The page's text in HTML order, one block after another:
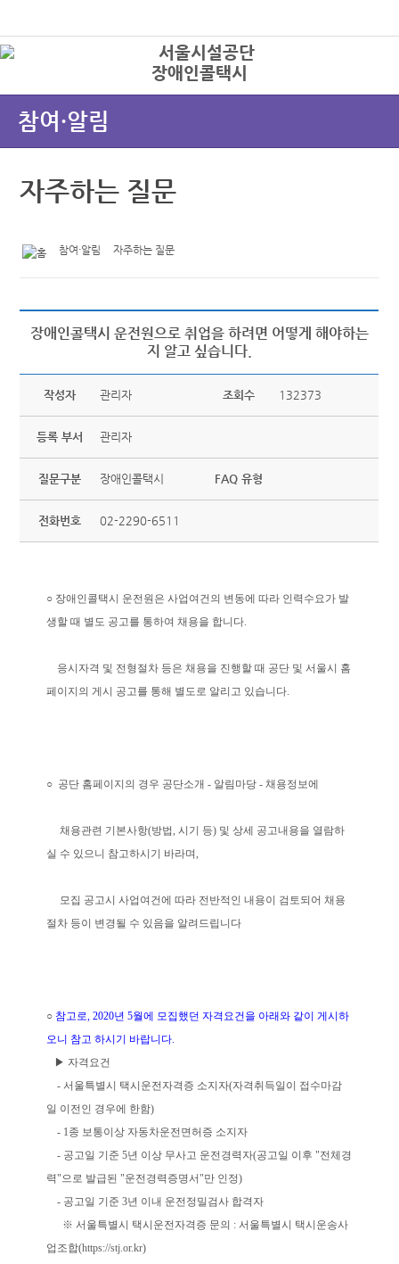
장애인콜택시
참여·알림
자주하는 질문
참여·알림 자주하는 질문
장애인콜택시 운전원으로 취업을 하려면 어떻게 해야하는
지 알고 싶습니다.
작성자 관리자 조회수 132373
등록 부서 관리자
질문구분 장애인콜택시 FAQ 유형
전화번호 02-2290-6511
○ 장애인콜택시 운전원은 사업여건의 변동에 따라 인력수요가 발
생할 때 별도 공고를 통하여 채용을 합니다.
응시자격 및 전형절차 등은 채용을 진행할 때 공단 및 서울시 홈
페이지의 게시 공고를 통해 별도로 알리고 있습니다.
○ 공단 홈페이지의 경우 공단소개 - 알림마당 - 채용정보에
채용관련 기본사항(방법, 시기 등) 및 상세 공고내용을 열람하
실 수 있으니 참고하시기 바라며,
모집 공고시 사업여건에 따라 전반적인 내용이 검토되어 채용
절차 등이 변경될 수 있음을 알려드립니다
○ 참고로, 2020년 5월에 모집했던 자격요건을 아래와 같이 게시하
오니 참고 하시기 바랍니다.
▶ 자격요건
- 서울특별시 택시운전자격증 소지자(자격취득일이 접수마감
일 이전인 경우에 한함)
- 1종 보통이상 자동차운전면허증 소지자
- 공고일 기준 5년 이상 무사고 운전경력자(공고일 이후 "전체경
력"으로 발급된 "운전경력증명서"만 인정)
- 공고일 기준 3년 이내 운전정밀검사 합격자
※ 서울특별시 택시운전자격증 문의 : 서울특별시 택시운송사
업조합(https://stj.or.kr)